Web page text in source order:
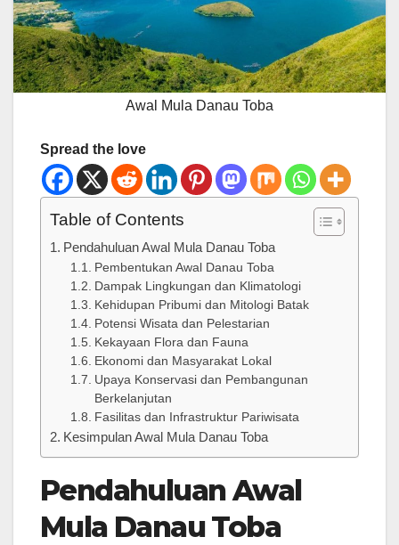
Awal Mula Danau Toba
Spread the love
Table of Contents
Pendahuluan Awal Mula Danau Toba
Pembentukan Awal Danau Toba
Dampak Lingkungan dan Klimatologi
Kehidupan Pribumi dan Mitologi Batak
Potensi Wisata dan Pelestarian
Kekayaan Flora dan Fauna
Ekonomi dan Masyarakat Lokal
Upaya Konservasi dan Pembangunan
Berkelanjutan
Fasilitas dan Infrastruktur Pariwisata
Kesimpulan Awal Mula Danau Toba
Pendahuluan Awal
Mula Danau Toba